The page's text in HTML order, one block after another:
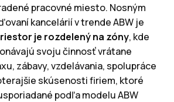
pracovné miesto. Nosným
kancelárií v trende ABW je
je rozdelený na zóny, kde
svoju činnosť vrátane
zábavy, vzdelávania, spolupráce
skúsenosti firiem, ktoré
podľa modelu ABW